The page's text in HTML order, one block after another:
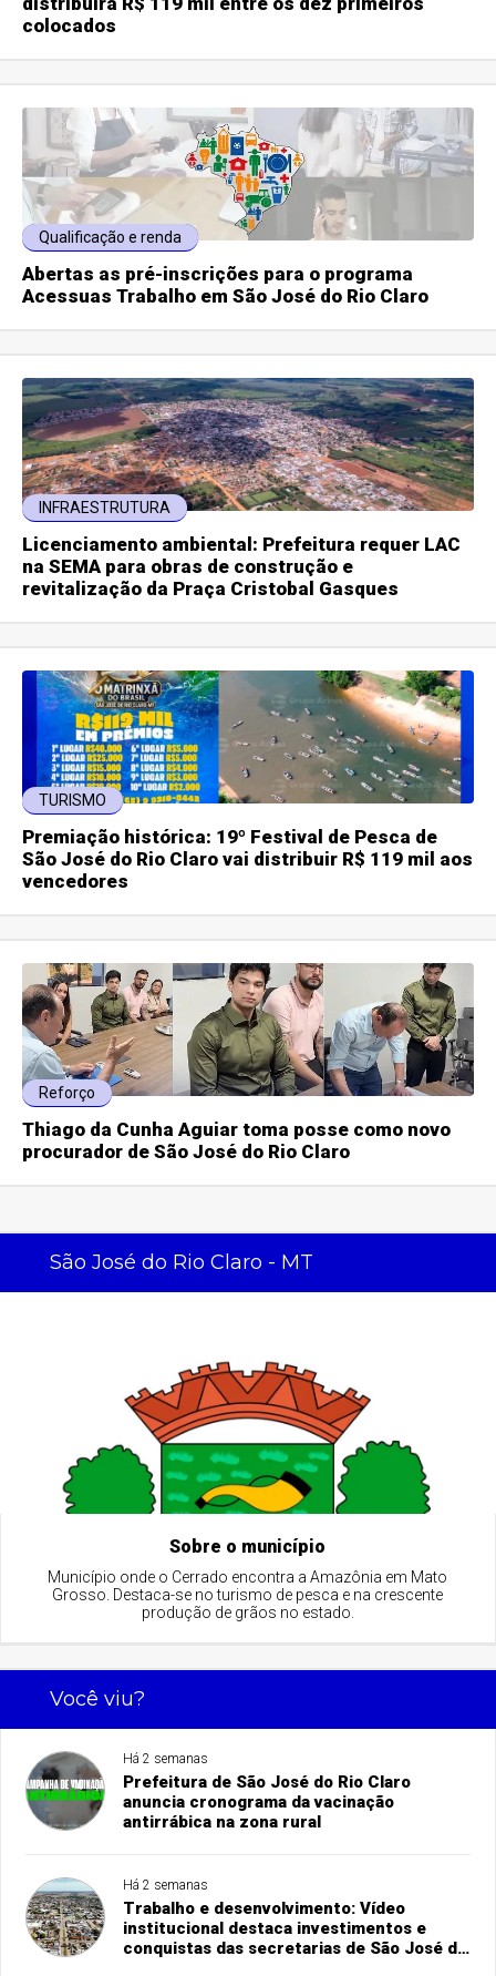
colocados
Qualificação e renda
Abertas as pré-inscrições para o programa
Acessuas Trabalho em São José do Rio Claro
INFRAESTRUTURA
Licenciamento ambiental: Prefeitura requer LAC
na SEMA para obras de construção e
revitalização da Praça Cristobal Gasques
TURISMO
Premiação histórica: 19º Festival de Pesca de
São José do Rio Claro vai distribuir R$ 119 mil aos
vencedores
Reforço
Thiago da Cunha Aguiar toma posse como novo
procurador de São José do Rio Claro
São José do Rio Claro - MT
Sobre o município
Município onde o Cerrado encontra a Amazônia em Mato
Grosso. Destaca-se no turismo de pesca e na crescente
produção de grãos no estado.
Você viu?
Há 2 semanas
Prefeitura de São José do Rio Claro
anuncia cronograma da vacinação
antirrábica na zona rural
Há 2 semanas
Trabalho e desenvolvimento: Vídeo
institucional destaca investimentos e
conquistas das secretarias de São José do